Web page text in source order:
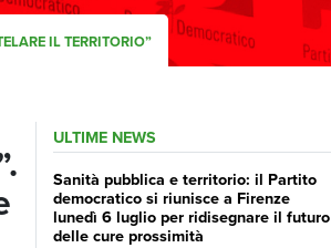
IL TERRITORIO”
ULTIME NEWS
Sanità pubblica e territorio: il Partito
democratico si riunisce a Firenze
lunedì 6 luglio per ridisegnare il futuro
delle cure prossimità